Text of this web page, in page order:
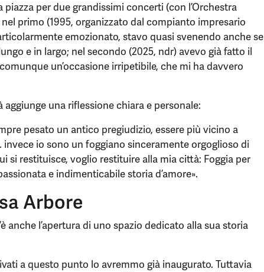
per due grandissimi concerti (con l’Orchestra
primo (1995, organizzato dal compianto impresario
emozionato, stavo quasi svenendo anche se
e in largo; nel secondo (2025, ndr) avevo già fatto il
un’occasione irripetibile, che mi ha davvero
una riflessione chiara e personale:
pesato un antico pregiudizio, essere più vicino a
io sono un foggiano sinceramente orgoglioso di
si restituisce, voglio restituire alla mia città: Foggia per
e indimenticabile storia d’amore».
Arbore
anche l’apertura di uno spazio dedicato alla sua storia
a questo punto lo avremmo già inaugurato. Tuttavia